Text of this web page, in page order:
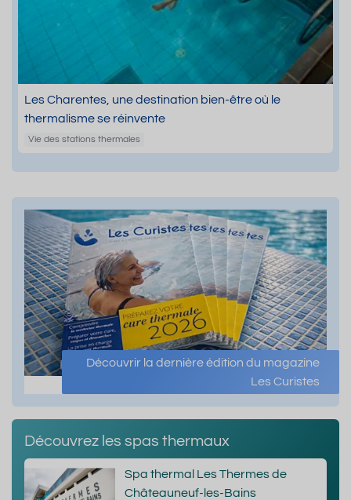
Les Charentes, une destination bien-être où le
thermalisme se réinvente
Vie des stations thermales
Découvrir la dernière édition du magazine
Les Curistes
Découvrez les spas thermaux
Spa thermal Les Thermes de
Châteauneuf-les-Bains